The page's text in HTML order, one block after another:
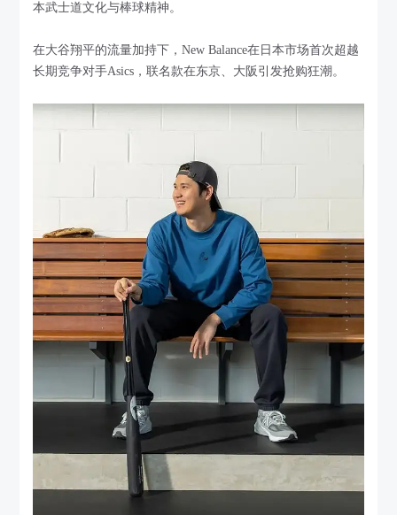
本武士道文化与棒球精神。
在大谷翔平的流量加持下，New Balance在日本市场首次超越
长期竞争对手Asics，联名款在东京、大阪引发抢购狂潮。